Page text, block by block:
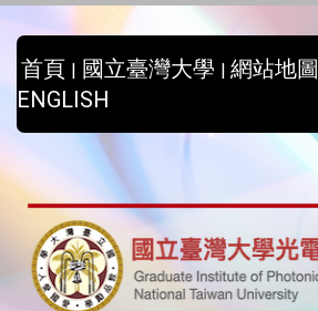
首頁 | 國立臺灣大學 | 網站地圖
ENGLISH